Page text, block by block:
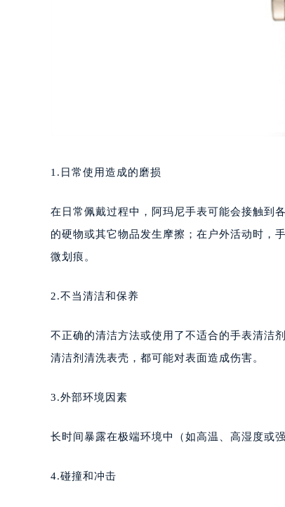
1.日常使用造成的磨损
在日常佩戴过程中，阿玛尼手表可能会接触到
的硬物或其它物品发生摩擦；在户外活动时，
微划痕。
2.不当清洁和保养
不正确的清洁方法或使用了不适合的手表清洁
清洁剂清洗表壳，都可能对表面造成伤害。
3.外部环境因素
长时间暴露在极端环境中（如高温、高湿度或
4.碰撞和冲击